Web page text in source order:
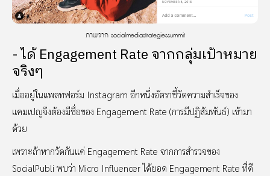
ภาพจาก socialmediastrategiessummit
- ได้ Engagement Rate จากกลุ่มเป้าหมาย
จริงๆ
เมื่ออยู่ในแพลทฟอร์ม Instagram อีกหนึ่งอัตราชี้วัดความสำเร็จของ
แคมเปญจึงต้องมีชื่อของ Engagement Rate (การมีปฏิสัมพันธ์) เข้ามา
ด้วย
เพราะถ้าหากวัดกันแค่ Engagement Rate จากการสำรวจของ
SocialPubli พบว่า Micro Influencer ได้ยอด Engagement Rate ที่ดี